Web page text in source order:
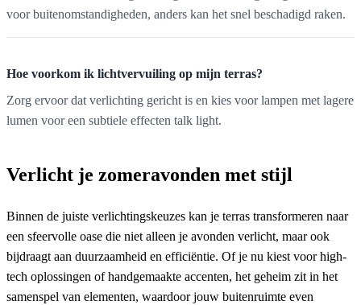
voor buitenomstandigheden, anders kan het snel beschadigd raken.
Hoe voorkom ik lichtvervuiling op mijn terras?
Zorg ervoor dat verlichting gericht is en kies voor lampen met lagere
lumen voor een subtiele effecten talk light.
Verlicht je zomeravonden met stijl
Binnen de juiste verlichtingskeuzes kan je terras transformeren naar
een sfeervolle oase die niet alleen je avonden verlicht, maar ook
bijdraagt aan duurzaamheid en efficiëntie. Of je nu kiest voor high-
tech oplossingen of handgemaakte accenten, het geheim zit in het
samenspel van elementen, waardoor jouw buitenruimte even